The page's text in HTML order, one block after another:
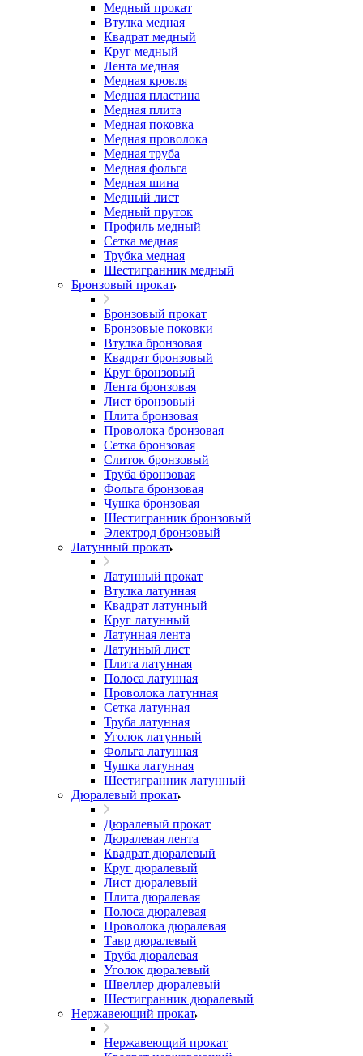
Медный прокат
Втулка медная
Квадрат медный
Круг медный
Лента медная
Медная кровля
Медная пластина
Медная плита
Медная поковка
Медная проволока
Медная труба
Медная фольга
Медная шина
Медный лист
Медный пруток
Профиль медный
Сетка медная
Трубка медная
Шестигранник медный
Бронзовый прокат
Бронзовый прокат
Бронзовые поковки
Втулка бронзовая
Квадрат бронзовый
Круг бронзовый
Лента бронзовая
Лист бронзовый
Плита бронзовая
Проволока бронзовая
Сетка бронзовая
Слиток бронзовый
Труба бронзовая
Фольга бронзовая
Чушка бронзовая
Шестигранник бронзовый
Электрод бронзовый
Латунный прокат
Латунный прокат
Втулка латунная
Квадрат латунный
Круг латунный
Латунная лента
Латунный лист
Плита латунная
Полоса латунная
Проволока латунная
Сетка латунная
Труба латунная
Уголок латунный
Фольга латунная
Чушка латунная
Шестигранник латунный
Дюралевый прокат
Дюралевый прокат
Дюралевая лента
Квадрат дюралевый
Круг дюралевый
Лист дюралевый
Плита дюралевая
Полоса дюралевая
Проволока дюралевая
Тавр дюралевый
Труба дюралевая
Уголок дюралевый
Швеллер дюралевый
Шестигранник дюралевый
Нержавеющий прокат
Нержавеющий прокат